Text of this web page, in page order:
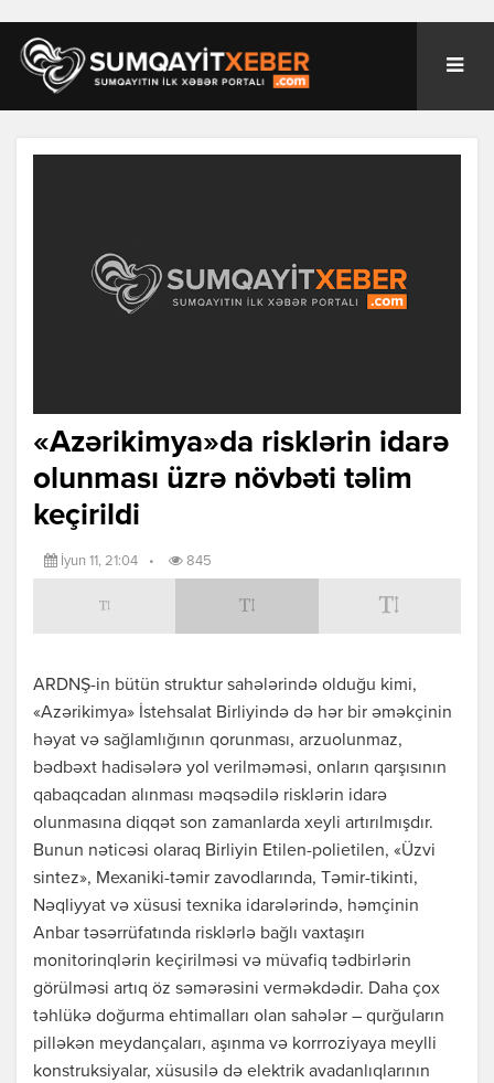
«Azərikimya»da risklərin idarə
olunması üzrə növbəti təlim
keçirildi
İyun 11, 21:04 • 845
ARDNŞ-in bütün struktur sahələrində olduğu kimi,
«Azərikimya» İstehsalat Birliyində də hər bir əməkçinin
həyat və sağlamlığının qorunması, arzuolunmaz,
bədbəxt hadisələrə yol verilməməsi, onların qarşısının
qabaqcadan alınması məqsədilə risklərin idarə
olunmasına diqqət son zamanlarda xeyli artırılmışdır.
Bunun nəticəsi olaraq Birliyin Etilen-polietilen, «Üzvi
sintez», Mexaniki-təmir zavodlarında, Təmir-tikinti,
Nəqliyyat və xüsusi texnika idarələrində, həmçinin
Anbar təsərrüfatında risklərlə bağlı vaxtaşırı
monitorinqlərin keçirilməsi və müvafiq tədbirlərin
görülməsi artıq öz səmərəsini verməkdədir. Daha çox
təhlükə doğurma ehtimalları olan sahələr – qurğuların
pilləkən meydançaları, aşınma və korrroziyaya meylli
konstruksiyalar, xüsusilə də elektrik avadanlıqlarının